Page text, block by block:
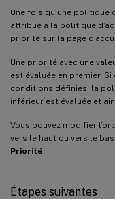
Une fois qu’une politique
attribué à la politique
priorité sur la page
Une priorité avec une
est évaluée en premier.
conditions définies, la
inférieur est évaluée et
Vous pouvez modifier
vers le haut ou vers le
Priorité .
Étapes suivantes